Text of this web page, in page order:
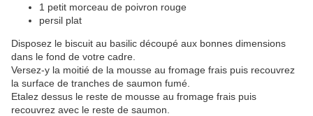
1 petit morceau de poivron rouge
persil plat
Disposez le biscuit au basilic découpé aux bonnes dimensions
dans le fond de votre cadre.
Versez-y la moitié de la mousse au fromage frais puis recouvrez
la surface de tranches de saumon fumé.
Etalez dessus le reste de mousse au fromage frais puis
recouvrez avec le reste de saumon.